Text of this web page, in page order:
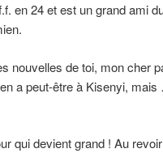
en 24 et est un grand ami
nouvelles de toi, mon cher
a peut-être à Kisenyi,
qui devient grand ! Au